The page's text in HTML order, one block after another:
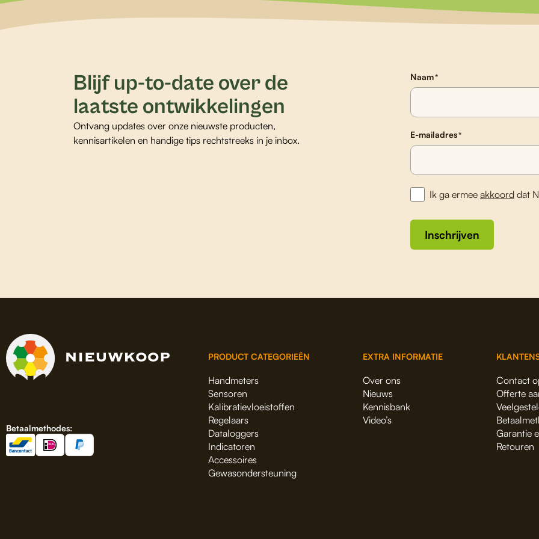
Blijf up-to-date over de
laatste ontwikkelingen
Ontvang updates over onze nieuwste producten,
kennisartikelen en handige tips rechtstreeks in je inbox.
Naam*
E-mailadres*
Ik ga ermee akkoord dat
Inschrijven
Betaalmethodes:
PRODUCT CATEGORIEËN
Handmeters
Sensoren
Kalibratievloeistoffen
Regelaars
Dataloggers
Indicatoren
Accessoires
Gewasondersteuning
EXTRA INFORMATIE
Over ons
Nieuws
Kennisbank
Video’s
Contact
Offerte
Garantie
Retouren